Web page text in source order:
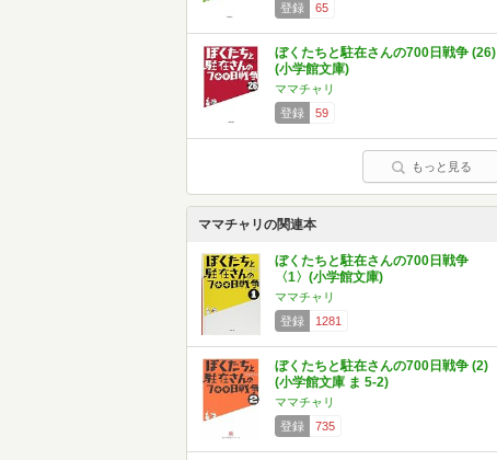
登録
65
ぼくたちと駐在さんの700日戦争 (26)
(小学館文庫)
ママチャリ
登録
59
もっと見る
ママチャリの関連本
ぼくたちと駐在さんの700日戦争
〈1〉(小学館文庫)
ママチャリ
登録
1281
ぼくたちと駐在さんの700日戦争 (2)
(小学館文庫 ま 5-2)
ママチャリ
登録
735